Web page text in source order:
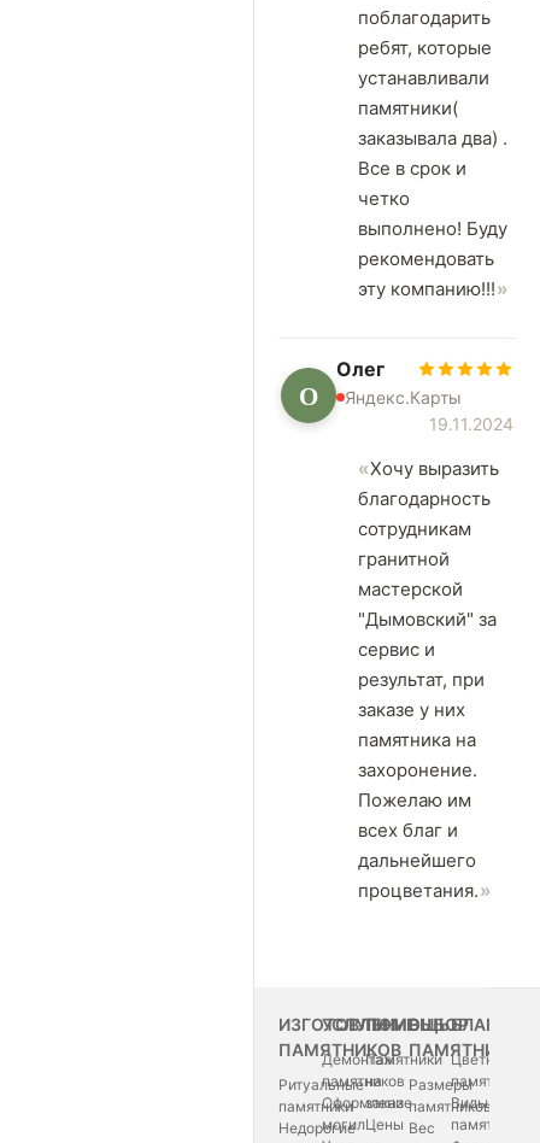
поблагодарить
ребят, которые
устанавливали
памятники(
заказывала два) .
Все в срок и
четко
выполнено! Буду
рекомендовать
эту компанию!!!
О
Олег
Яндекс.Карты
19.11.2024
Хочу выразить
благодарность
сотрудникам
гранитной
мастерской
"Дымовский" за
сервис и
результат, при
заказе у них
памятника на
захоронение.
Пожелаю им
всех благ и
дальнейшего
процветания.
ИЗГОТОВЛЕНИЕ
ПАМЯТНИКОВ
Ритуальные
памятники
Недорогие
УСЛУГИ
Демонтаж
памятников
Оформление
могил
ПОМОЩЬ
Памятники
на
заказ
Цены
ВЫБОР
ПАМЯТНИКА
Размеры
памятников
Вес
Цветные
памятники
Виды
памятников